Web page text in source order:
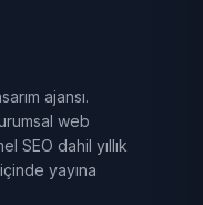
ajansı.
web
SEO dahil yıllık
yayına